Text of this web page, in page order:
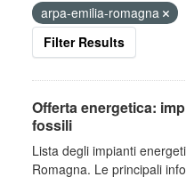
arpa-emilia-romagna
Filter Results
Offerta energetica:
fossili
Lista degli impianti
Romagna. Le principali